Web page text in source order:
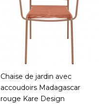
Chaise de jardin avec
accoudoirs Madagascar
rouge Kare Design